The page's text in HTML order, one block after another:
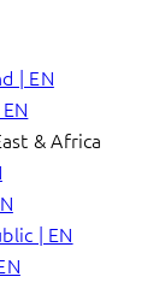
| EN
& Africa
| EN